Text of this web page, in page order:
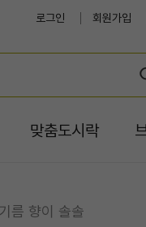
로그인 회원가입
맞춤도시락
름 향이 솔솔